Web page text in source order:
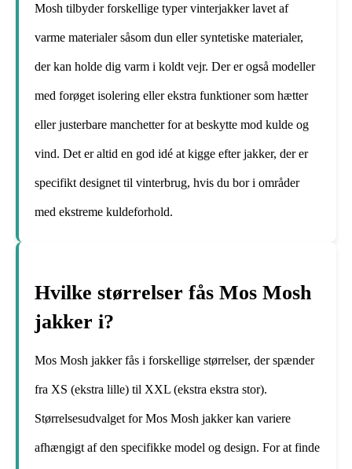
Mosh tilbyder forskellige typer vinterjakker lavet af
varme materialer såsom dun eller syntetiske materialer,
der kan holde dig varm i koldt vejr. Der er også modeller
med forøget isolering eller ekstra funktioner som hætter
eller justerbare manchetter for at beskytte mod kulde og
vind. Det er altid en god idé at kigge efter jakker, der er
specifikt designet til vinterbrug, hvis du bor i områder
med ekstreme kuldeforhold.
Hvilke størrelser fås Mos Mosh
jakker i?
Mos Mosh jakker fås i forskellige størrelser, der spænder
fra XS (ekstra lille) til XXL (ekstra ekstra stor).
Størrelsesudvalget for Mos Mosh jakker kan variere
afhængigt af den specifikke model og design. For at finde